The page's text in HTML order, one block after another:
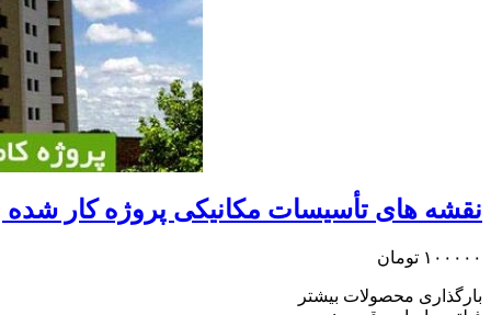
نقشه های تأسیسات مکانیکی پروژه کار شده برج ۱۸
۱۰۰۰۰۰ تومان
بارگذاری محصولات بیشتر